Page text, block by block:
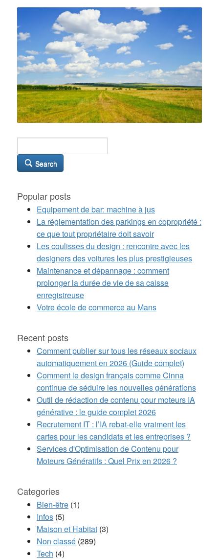
Search
Popular posts
Equipement de bar: machine à jus
La réglementation des parkings en copropriété :
ce que tout propriétaire doit savoir
Les coulisses du design : rencontre avec les
designers des voitures les plus prestigieuses
Maintenance et dépannage : comment
prolonger la durée de vie de sa caisse
enregistreuse
Votre école de commerce au Mans
Recent posts
Comment publier sur tous les réseaux sociaux
automatiquement en 2026 (Guide complet)
Comment le design français comme Cinna
continue de séduire les nouvelles générations
Outil de rédaction de contenu pour moteurs IA
générative : le guide complet 2026
Recrutement IT : l’IA rebat-elle vraiment les
cartes pour les candidats et les entreprises ?
Services d'Optimisation de Contenu pour
Moteurs Génératifs : Quel Prix en 2026 ?
Categories
Bien-être (1)
Infos (5)
Maison et Habitat (3)
Non classé (289)
Tech (4)